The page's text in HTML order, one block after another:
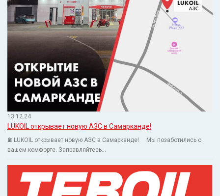
13.12.24
LUKOIL открывает новую АЗС в Самарканде!
⛽️ LUKOIL открывает новую АЗС в Самарканде! ⠀ Мы позаботились о
вашем комфорте. Заправляйтесь...